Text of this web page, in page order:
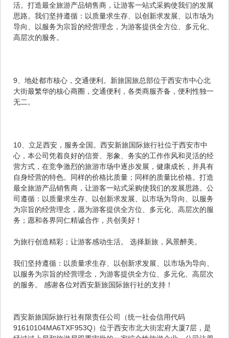
活。打造最全旅游产品销售商，让游客一站式采购使我们的发展
思路。我们坚持遵循：以质量求生存、以创新求发展、以市场为
导向、以服务为宗旨的经营理念，为游客提供全方位、多元化、
高层次的服务。
9、地处都市核心，交通便利。新旅国旅总部位于西安市中心北
大街最繁华的核心商圈，交通便利，各类商服齐备，便利性独一
无二。
10、立足西安，服务全国。西安新旅国际旅行社位于西安市中
心，本公司凭着良好的信誉、形象、务实的工作作风和灵活的经
营方式，在竞争激烈的旅游市场中逐步发展，健康成长，并具有
自身经营的特色。同样的价格比质量；同样的质量比价格。打造
最全旅游产品销售商，让游客一站式采购使我们的发展思路。公
司遵循：以质量求生存、以创新求发展、以市场为导向、以服务
为宗旨的经营理念，愿为游客提供全方位、多元化、高层次的服
务；愿和各界同仁精诚合作，共创美好！
为旅行创造精彩；让游客感动生活。 选择新旅，风景醉美。
我们坚持遵循：以质量求生存、以创新求发展、以市场为导向、
以服务为宗旨的经营理念，为游客提供全方位、多元化、高层次
的服务。 感谢各位对西安新旅国际旅行社的支持！
西安新旅国际旅行社有限责任公司（统一社会信用代码
91610104MA6TXF953Q）位于西安市北大街宏府大厦7层，是